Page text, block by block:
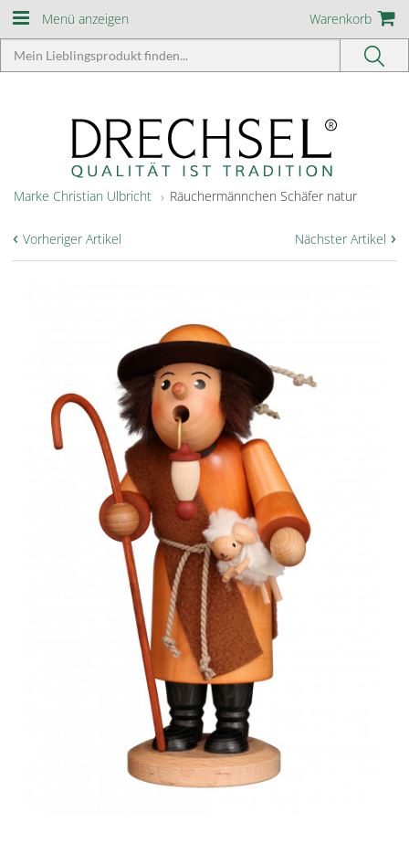
Menü anzeigen Warenkorb
Marke Christian Ulbricht Räuchermännchen Schäfer natur
Nächster Artikel ›
‹ Vorheriger Artikel